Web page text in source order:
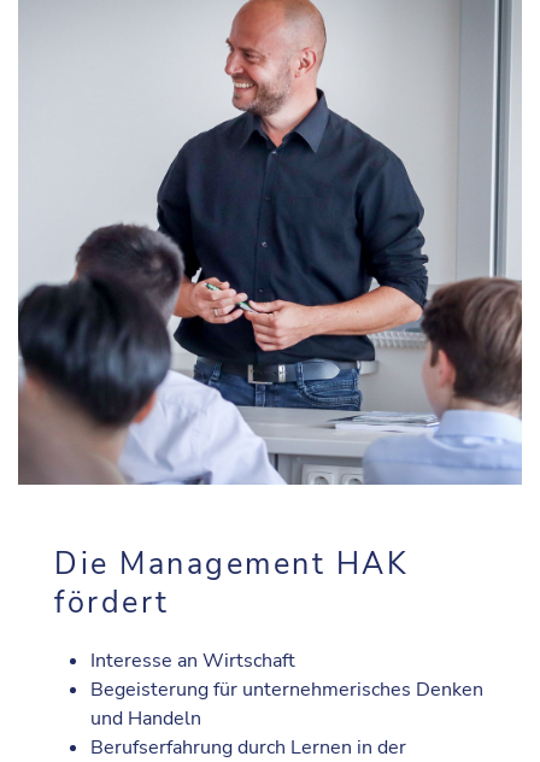
Die Management HAK
fördert
Interesse an Wirtschaft
Begeisterung für unternehmerisches Denken
und Handeln
Berufserfahrung durch Lernen in der